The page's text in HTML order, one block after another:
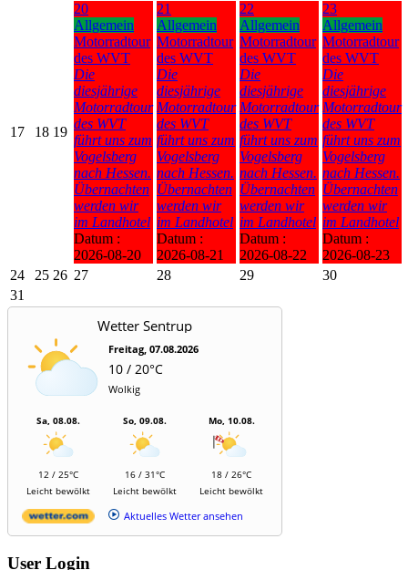
17 18 19
20
Allgemein
Motorradtour
des WVT
Die
diesjährige
Motorradtour
des WVT
führt uns zum
Vogelsberg
nach Hessen.
Übernachten
werden wir
im Landhotel
Datum :
2026-08-20
21
Allgemein
Motorradtour
des WVT
Die
diesjährige
Motorradtour
des WVT
führt uns zum
Vogelsberg
nach Hessen.
Übernachten
werden wir
im Landhotel
Datum :
2026-08-21
22
Allgemein
Motorradtour
des WVT
Die
diesjährige
Motorradtour
des WVT
führt uns zum
Vogelsberg
nach Hessen.
Übernachten
werden wir
im Landhotel
Datum :
2026-08-22
23
Allgemein
Motorradtour
des WVT
Die
diesjährige
Motorradtour
des WVT
führt uns zum
Vogelsberg
nach Hessen.
Übernachten
werden wir
im Landhotel
Datum :
2026-08-23
24
25 26 27 28 29
30
31
Wetter Sentrup
Freitag, 07.08.2026
10 / 20°C
Wolkig
Sa, 08.08.
12 / 25°C
Leicht bewölkt
So, 09.08.
16 / 31°C
Leicht bewölkt
Mo, 10.08.
18 / 26°C
Leicht bewölkt
Aktuelles Wetter ansehen
User Login